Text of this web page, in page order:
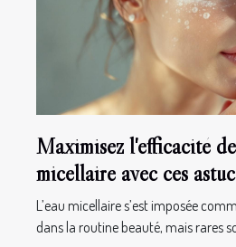
Maximisez l'efficacité
micellaire avec ces
L’eau micellaire s’est imposée
dans la routine beauté, mais rares